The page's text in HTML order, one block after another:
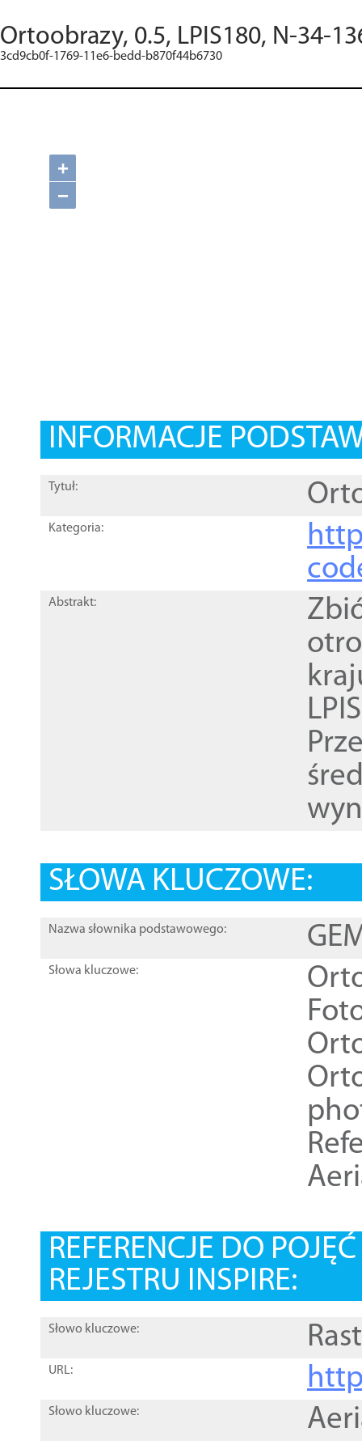
Ortoobrazy, 0.5, LPIS180, N-34-
3cd9cb0f-1769-11e6-bedd-b870f44b6730
+
−
INFORMACJE
Tytuł:
Kategoria:
Abstrakt:
SŁOWA KLUCZOWE:
Nazwa słownika podstawowego:
Słowa kluczowe:
REFERENCJE DO
REJESTRU INSPIRE:
Słowo kluczowe:
URL:
Słowo kluczowe: